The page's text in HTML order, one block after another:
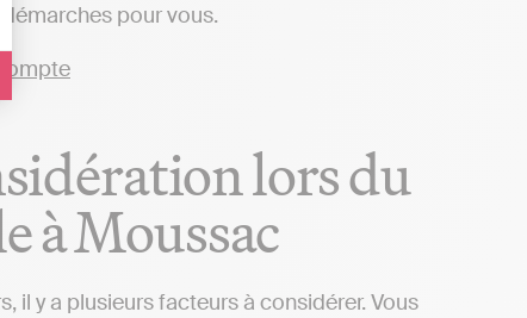
pour vous.
lors du
à Moussac
il y a plusieurs facteurs à considérer. Vous